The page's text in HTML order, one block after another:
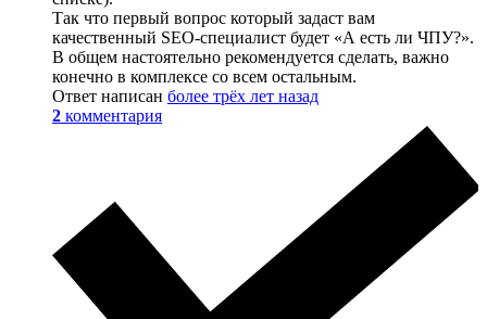
Так что первый вопрос который задаст вам
качественный SEO-специалист будет «А есть ли ЧПУ?».
В общем настоятельно рекомендуется сделать, важно
конечно в комплексе со всем остальным.
Ответ написан более трёх лет назад
2 комментария